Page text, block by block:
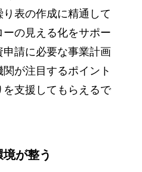
表の作成に精通して
の見える化をサポー
申請に必要な事業計画
が注目するポイント
支援してもらえるで
が整う